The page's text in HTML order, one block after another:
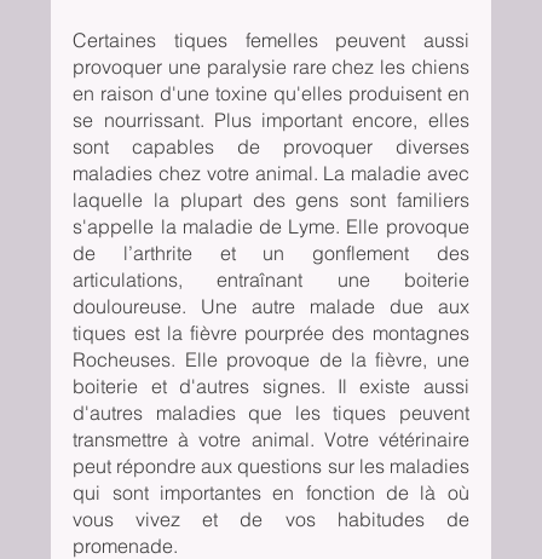
Certaines tiques femelles peuvent aussi
provoquer une paralysie rare chez les chiens
en raison d'une toxine qu'elles produisent en
se nourrissant. Plus important encore, elles
sont capables de provoquer diverses
maladies chez votre animal. La maladie avec
laquelle la plupart des gens sont familiers
s'appelle la maladie de Lyme. Elle provoque
de l’arthrite et un gonflement des
articulations, entraînant une boiterie
douloureuse. Une autre malade due aux
tiques est la fièvre pourprée des montagnes
Rocheuses. Elle provoque de la fièvre, une
boiterie et d'autres signes. Il existe aussi
d'autres maladies que les tiques peuvent
transmettre à votre animal. Votre vétérinaire
peut répondre aux questions sur les maladies
qui sont importantes en fonction de là où
vous vivez et de vos habitudes de
promenade.